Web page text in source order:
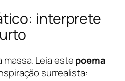
interprete
massa. Leia estepoema
surrealista: